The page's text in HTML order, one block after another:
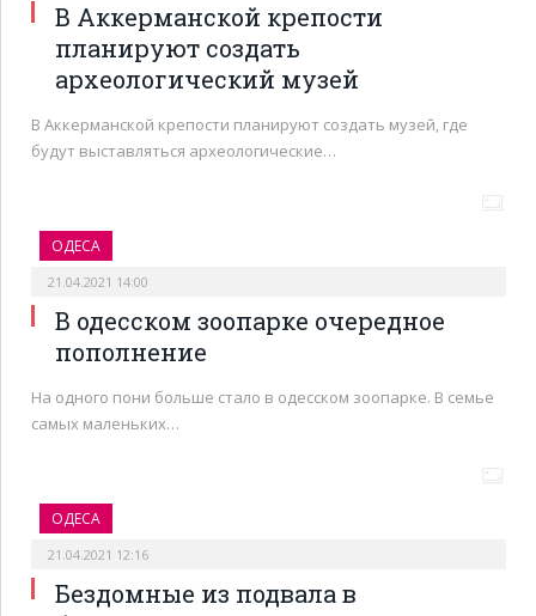
В Аккерманской крепости
планируют создать
археологический музей
В Аккерманской крепости планируют создать музей, где
будут выставляться археологические…
ОДЕСА
21.04.2021 14:00
В одесском зоопарке очередное
пополнение
На одного пони больше стало в одесском зоопарке. В семье
самых маленьких…
ОДЕСА
21.04.2021 12:16
Бездомные из подвала в